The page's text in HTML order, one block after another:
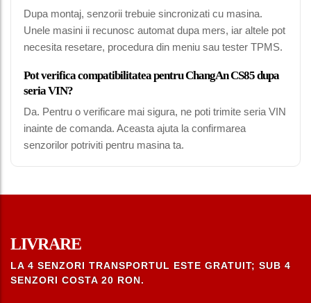
Dupa montaj, senzorii trebuie sincronizati cu masina.
Unele masini ii recunosc automat dupa mers, iar altele pot
necesita resetare, procedura din meniu sau tester TPMS.
Pot verifica compatibilitatea pentru ChangAn CS85 dupa
seria VIN?
Da. Pentru o verificare mai sigura, ne poti trimite seria VIN
inainte de comanda. Aceasta ajuta la confirmarea
senzorilor potriviti pentru masina ta.
LIVRARE
LA 4 SENZORI TRANSPORTUL ESTE GRATUIT; SUB 4
SENZORI COSTA 20 RON.